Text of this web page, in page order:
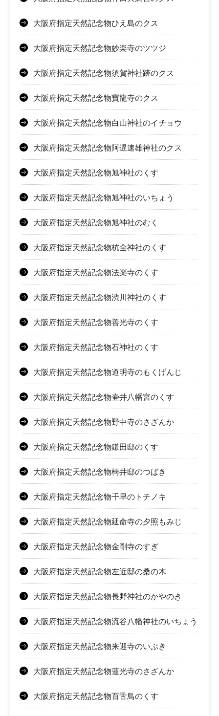
大阪府指定天然記念物ひえ島のクス
大阪府指定天然記念物妙楽寺のツツジ
大阪府指定天然記念物須賀神社跡のクス
大阪府指定天然記念物寶龍寺のクス
大阪府指定天然記念物白山神社のイチョウ
大阪府指定天然記念物阿遅速雄神社のクス
大阪府指定天然記念物旭神社のくす
大阪府指定天然記念物旭神社のいちょう
大阪府指定天然記念物旭神社のむく
大阪府指定天然記念物杭全神社のくす
大阪府指定天然記念物法楽寺のくす
大阪府指定天然記念物渋川神社のくす
大阪府指定天然記念物善光寺のくす
大阪府指定天然記念物石神社のくす
大阪府指定天然記念物道明寺のもくげんじ
大阪府指定天然記念物壷井八幡宮のくす
大阪府指定天然記念物野中寺のさざんか
大阪府指定天然記念物鎌田邸のくす
大阪府指定天然記念物栂井邸のつばき
大阪府指定天然記念物千早のトチノキ
大阪府指定天然記念物延命寺の夕照もみじ
大阪府指定天然記念物金剛寺のすぎ
大阪府指定天然記念物左近邸の桑の木
大阪府指定天然記念物長野神社のかやのき
大阪府指定天然記念物流谷八幡神社のいちょう
大阪府指定天然記念物来迎寺のいぶき
大阪府指定天然記念物蓮光寺のさざんか
大阪府指定天然記念物百舌鳥のくす